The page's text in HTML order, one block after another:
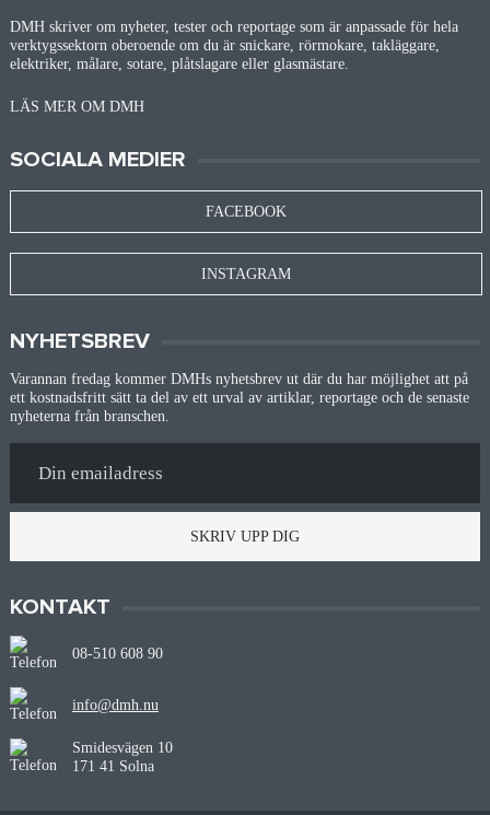
DMH skriver om nyheter, tester och reportage som är anpassade för hela
verktygssektorn oberoende om du är snickare, rörmokare, takläggare,
elektriker, målare, sotare, plåtslagare eller glasmästare.
LÄS MER OM DMH
SOCIALA MEDIER
FACEBOOK
INSTAGRAM
NYHETSBREV
Varannan fredag kommer DMHs nyhetsbrev ut där du har möjlighet att på
ett kostnadsfritt sätt ta del av ett urval av artiklar, reportage och de senaste
nyheterna från branschen.
SKRIV UPP DIG
KONTAKT
08-510 608 90
info@dmh.nu
Smidesvägen 10
171 41 Solna